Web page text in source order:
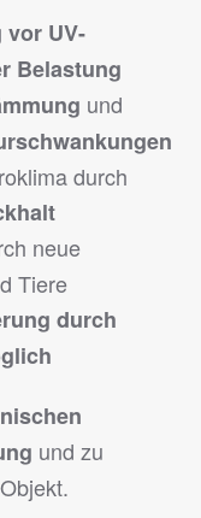
UV-
Belastung
und
durch
neue
Tiere
durch
und zu